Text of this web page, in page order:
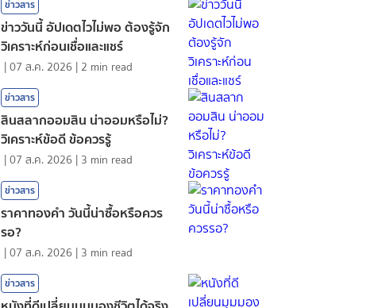
ข่าวสาร
ข่าววันนี้ อัปเดตไวไม่พอ ต้องรู้จัก
วิเคราะห์ก่อนเชื่อและแชร์
|07 ส.ค. 2026 | 2 min read
ข่าวสาร
สินสลากออมสิน น่าออมหรือไม่?
วิเคราะห์ข้อดี ข้อควรรู้
|07 ส.ค. 2026 | 3 min read
ข่าวสาร
ราคาทองคํา วันนี้น่าซื้อหรือควร
รอ?
|07 ส.ค. 2026 | 3 min read
ข่าวสาร